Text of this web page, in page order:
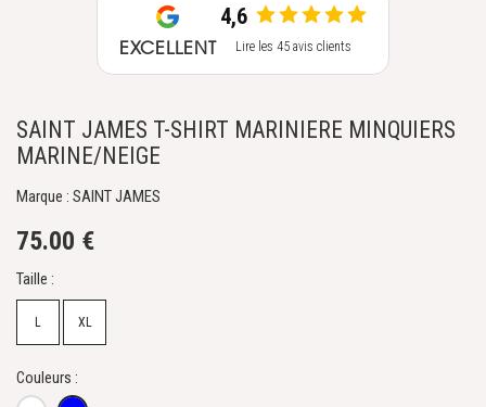
EXCELLENT
4,6
Lire les 45 avis clients
SAINT JAMES T-SHIRT MARINIERE MINQUIERS
MARINE/NEIGE
Marque : SAINT JAMES
75.00 €
Taille :
L XL
Couleurs :